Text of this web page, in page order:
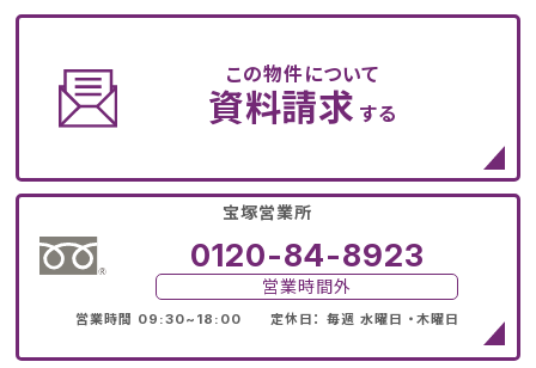
この物件について
資料請求 する
宝塚営業所
0120-84-8923
営業時間外
営業時間 09:30~18:00 定休日： 毎週 水曜日 ・木曜日